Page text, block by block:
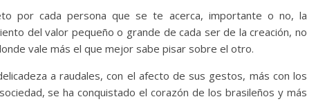
por cada persona que se te acerca, importante o no, la
del valor pequeño o grande de cada ser de la creación, no
vale más el que mejor sabe pisar sobre el otro.
a raudales, con el afecto de sus gestos, más con los
se ha conquistado el corazón de los brasileños y más